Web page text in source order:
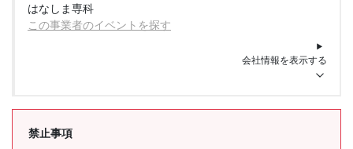
はなしま専科
この事業者のイベントを探す
会社情報を表示する
禁止事項